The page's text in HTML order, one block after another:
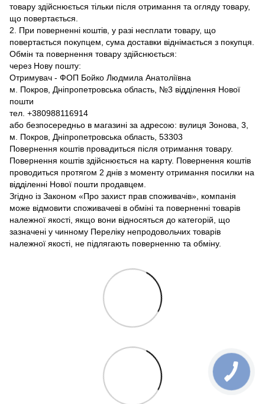
товару здійснюється тільки після отримання та огляду товару,
що повертається.
2. При поверненні коштів, у разі несплати товару, що
повертається покупцем, сума доставки віднімається з покупця.
Обмін та повернення товару здійснюється:
через Нову пошту:
Отримувач - ФОП Бойко Людмила Анатоліївна
м. Покров, Дніпропетровська область, №3 відділення Нової
пошти
тел. +380988116914
або безпосередньо в магазині за адресою: вулиця Зонова, 3,
м. Покров, Дніпропетровська область, 53303
Повернення коштів провадиться після отримання товару.
Повернення коштів здійснюється на карту. Повернення коштів
проводиться протягом 2 днів з моменту отримання посилки на
відділенні Нової пошти продавцем.
Згідно із Законом «Про захист прав споживачів», компанія
може відмовити споживачеві в обміні та поверненні товарів
належної якості, якщо вони відносяться до категорій, що
зазначені у чинному Переліку непродовольчих товарів
належної якості, не підлягають поверненню та обміну.